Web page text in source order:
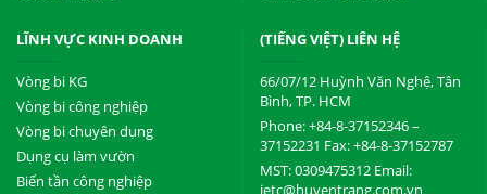
LĨNH VỰC KINH DOANH
Vòng bi KG
Vòng bi công nghiệp
Vòng bi chuyên dụng
Dụng cụ làm vườn
Biến tần công nghiệp
(TIẾNG VIỆT) LIÊN HỆ
66/07/12 Huỳnh Văn Nghệ, Tân
Bình, TP. HCM
Phone: +84-8-37152346 –
37152231 Fax: +84-8-37152787
MST: 0309475312 Email:
ietc@huyentrang.com.vn